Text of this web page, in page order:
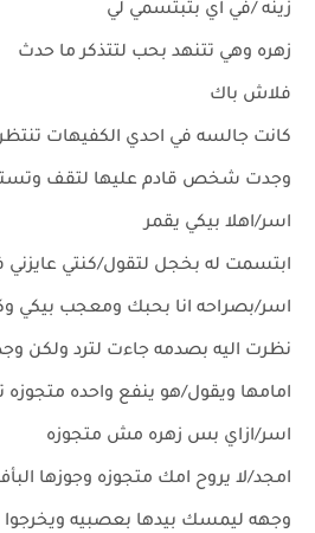
زينه /في اي بتبتسمي لي
زهره وهي تتنهد بحب لتتذكر ما حدث
فلاش باك
كانت جالسه في احدي الكفيهات
وجدت شخص قادم عليها لتقف
اسر/اهلا بيكي يقمر
ابتسمت له بخجل لتقول/كنتي عايزني
اسر/بصراحه انا بحبك ومعجب بيكي
نظرت اليه بصدمه جاءت لترد ولكن
امامها ويقول/هو ينفع واحده متجوزه
اسر/ازاي بس زهره مش متجوزه
امجد/لا يروح امك متجوزه وجوزها
وجهه ليمسك بيدها بعصبيه ويخرجوا